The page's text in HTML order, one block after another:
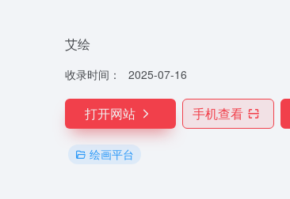
艾绘
收录时间： 2025-07-16
打开网站 手机查看
绘画平台